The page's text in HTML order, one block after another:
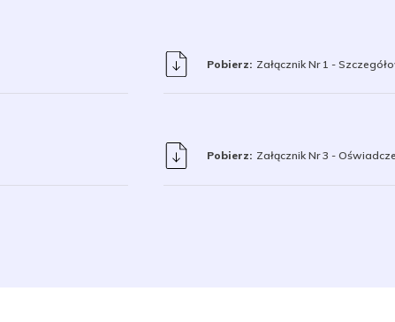
Pobierz: Załącznik Nr 1 -
Pobierz: Załącznik Nr 3 -